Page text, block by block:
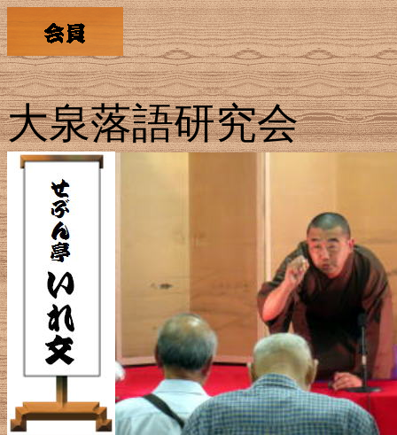
大泉落語研究会